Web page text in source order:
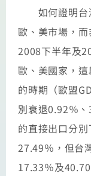
如何證明台
歐、美市場，
2008下半年及
歐、美國家，
的時期（歐盟
別衰退0.92％
的直接出口分
27.49％，但台
17.33％及